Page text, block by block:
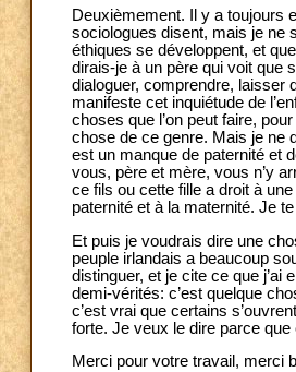
Deuxièmement. Il y a toujours
sociologues disent, mais je ne
éthiques se développent, et
dirais-je à un père qui voit que
dialoguer, comprendre, laisser
manifeste cet inquiétude de
choses que l’on peut faire,
chose de ce genre. Mais je ne
est un manque de paternité et
vous, père et mère, vous n’y
ce fils ou cette fille a droit à
paternité et à la maternité. Je
Et puis je voudrais dire une
peuple irlandais a beaucoup
distinguer, et je cite ce que j’ai
demi-vérités: c’est quelque
c’est vrai que certains
forte. Je veux le dire parce que
Merci pour votre travail, merci